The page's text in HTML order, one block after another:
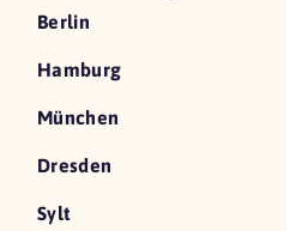
Berlin
Hamburg
München
Dresden
Sylt